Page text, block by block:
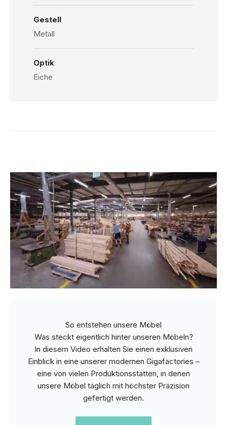
Gestell
Metall
Optik
Eiche
So entstehen unsere Möbel
Was steckt eigentlich hinter unseren Möbeln?
In diesem Video erhalten Sie einen exklusiven
Einblick in eine unserer modernen Gigafactories –
eine von vielen Produktionsstätten, in denen
unsere Möbel täglich mit höchster Präzision
gefertigt werden.